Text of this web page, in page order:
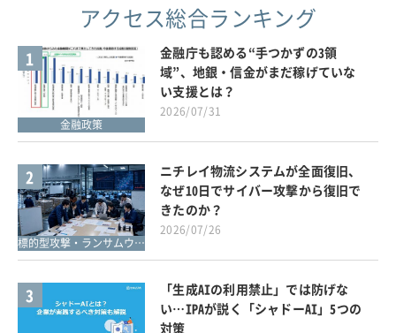
アクセス総合ランキング
1
金融政策
金融庁も認める“手つかずの3領
域”、地銀・信金がまだ稼げていな
い支援とは？
2026/07/31
2
標的型攻撃・ランサムウェア対策
ニチレイ物流システムが全面復旧、
なぜ10日でサイバー攻撃から復旧で
きたのか？
2026/07/26
3
「生成AIの利用禁止」では防げな
い…IPAが説く「シャドーAI」5つの
対策